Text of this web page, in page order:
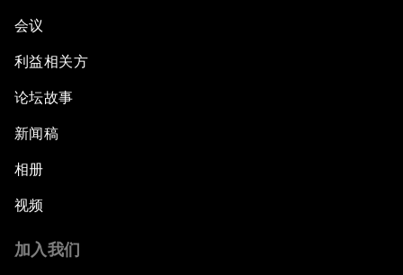
会议
利益相关方
论坛故事
新闻稿
相册
视频
加入我们